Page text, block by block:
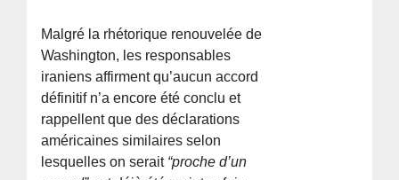
Malgré la rhétorique renouvelée de
Washington, les responsables
iraniens affirment qu’aucun accord
définitif n’a encore été conclu et
rappellent que des déclarations
américaines similaires selon
lesquelles on serait “proche d’un